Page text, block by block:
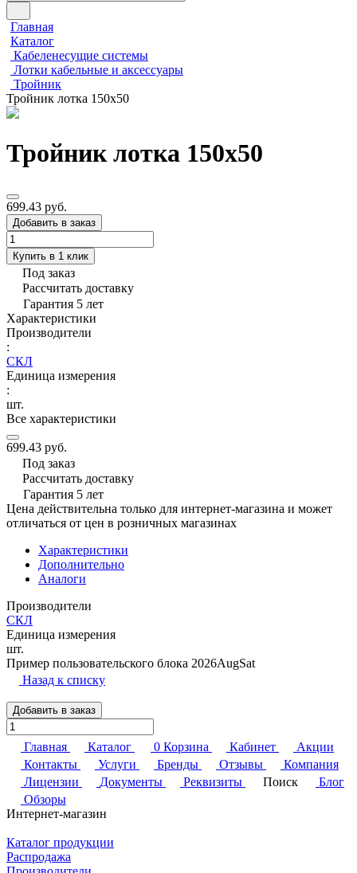
Главная
Каталог
Кабеленесущие системы
Лотки кабельные и аксессуары
Тройник
Тройник лотка 150х50
Тройник лотка 150х50
699.43 руб.
Добавить в заказ
Купить в 1 клик
Под заказ
Рассчитать доставку
Гарантия 5 лет
Характеристики
Производители
:
СКЛ
Единица измерения
:
шт.
Все характеристики
699.43 руб.
Под заказ
Рассчитать доставку
Гарантия 5 лет
Цена действительна только для интернет-магазина и может
отличаться от цен в розничных магазинах
Характеристики
Дополнительно
Аналоги
Производители
СКЛ
Единица измерения
шт.
Пример пользовательского блока 2026AugSat
Назад к списку
Добавить в заказ
Главная Каталог 0 Корзина Кабинет
Акции
Контакты
Услуги Бренды Отзывы
Компания
Лицензии
Документы Реквизиты Поиск
Блог
Обзоры
Интернет-магазин
Каталог продукции
Распродажа